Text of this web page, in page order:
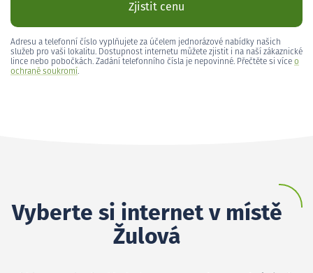
Zjistit cenu
Adresu a telefonní číslo vyplňujete za účelem jednorázové nabídky našich
služeb pro vaši lokalitu. Dostupnost internetu můžete zjistit i na naší zákaznické
lince nebo pobočkách. Zadání telefonního čísla je nepovinné. Přečtěte si více o
ochraně soukromí.
Vyberte si internet v místě
Žulová